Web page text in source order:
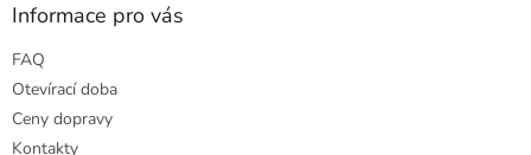
Informace pro vás
FAQ
Otevírací doba
Ceny dopravy
Kontakty